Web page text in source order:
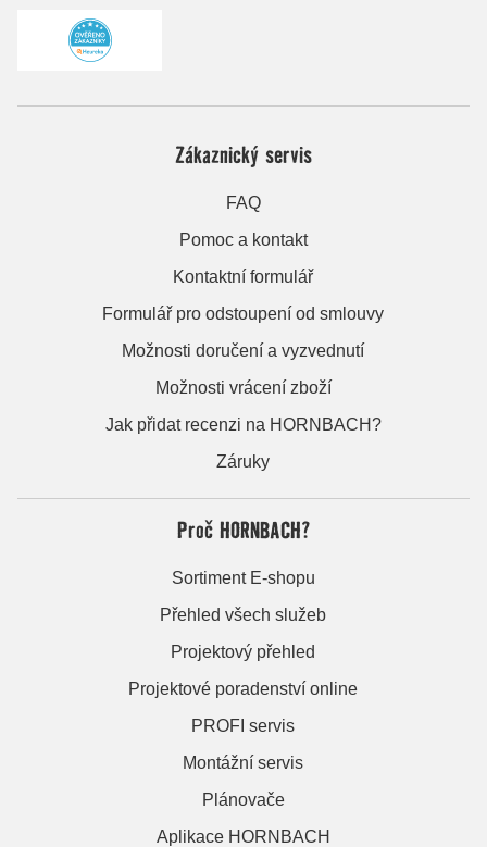
Zákaznický servis
FAQ
Pomoc a kontakt
Kontaktní formulář
Formulář pro odstoupení od smlouvy
Možnosti doručení a vyzvednutí
Možnosti vrácení zboží
Jak přidat recenzi na HORNBACH?
Záruky
Proč HORNBACH?
Sortiment E-shopu
Přehled všech služeb
Projektový přehled
Projektové poradenství online
PROFI servis
Montážní servis
Plánovače
Aplikace HORNBACH